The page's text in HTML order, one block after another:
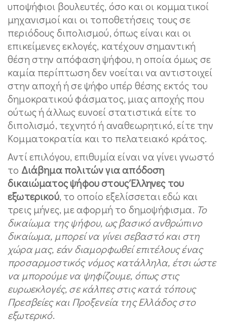
υποψήφιοι βουλευτές, όσο και οι κομματικοί
μηχανισμοί και οι τοποθετήσεις τους σε
περιόδους διπολισμού, όπως είναι και οι
επικείμενες εκλογές, κατέχουν σημαντική
θέση στην απόφαση ψήφου, η οποία όμως σε
καμία περίπτωση δεν νοείται να αντιστοιχεί
στην αποχή ή σε ψήφο υπέρ θέσης εκτός του
δημοκρατικού φάσματος, μιας αποχής που
ούτως ή άλλως ευνοεί στατιστικά είτε το
διπολισμό, τεχνητό ή αναθεωρητικό, είτε την
Κομματοκρατία και το πελατειακό κράτος.
Αντί επιλόγου, επιθυμία είναι να γίνει γνωστό
το Διάβημα πολιτών για απόδοση
δικαιώματος ψήφου στους Έλληνες του
εξωτερικού, το οποίο εξελίσσεται εδώ και
τρεις μήνες, με αφορμή το δημοψήφισμα. Το
δικαίωμα της ψήφου, ως βασικό ανθρώπινο
δικαίωμα, μπορεί να γίνει σεβαστό και στη
χώρα μας, εάν διαμορφωθεί επιτέλους ένας
προσαρμοστικός νόμος κατάλληλα, έτσι ώστε
να μπορούμε να ψηφίζουμε, όπως στις
ευρωεκλογές, σε κάλπες στις κατά τόπους
Πρεσβείες και Προξενεία της Ελλάδος στο
εξωτερικό.